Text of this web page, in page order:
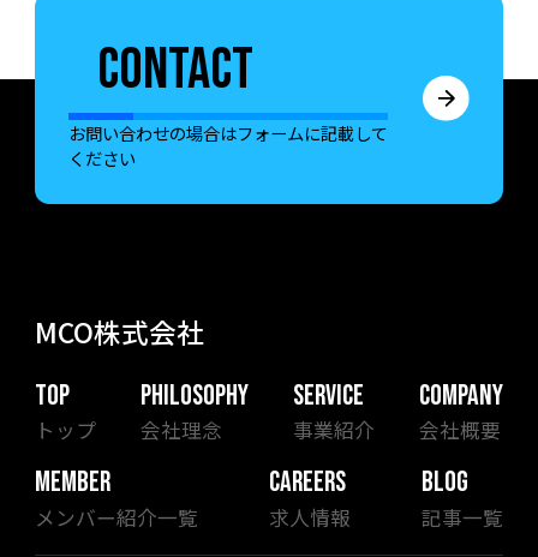
CONTACT
お問い合わせの場合はフォームに記載して
ください
MCO株式会社
TOP
トップ
PHILOSOPHY
会社理念
SERVICE
事業紹介
COMPANY
会社概要
MEMBER
メンバー紹介一覧
CAREERS
求人情報
BLOG
記事一覧